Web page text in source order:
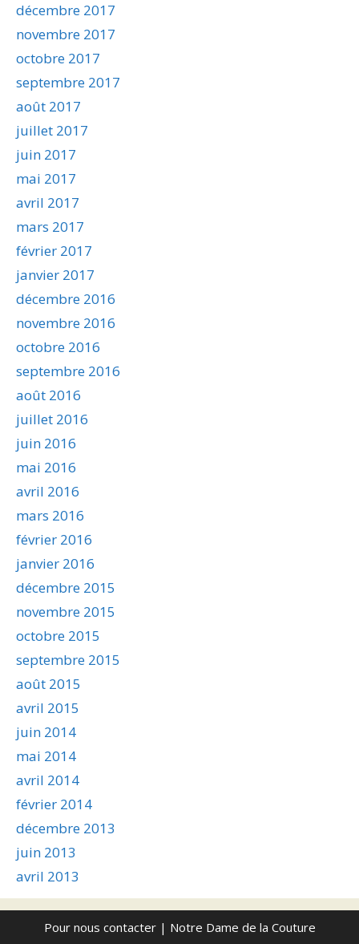
décembre 2017
novembre 2017
octobre 2017
septembre 2017
août 2017
juillet 2017
juin 2017
mai 2017
avril 2017
mars 2017
février 2017
janvier 2017
décembre 2016
novembre 2016
octobre 2016
septembre 2016
août 2016
juillet 2016
juin 2016
mai 2016
avril 2016
mars 2016
février 2016
janvier 2016
décembre 2015
novembre 2015
octobre 2015
septembre 2015
août 2015
avril 2015
juin 2014
mai 2014
avril 2014
février 2014
décembre 2013
juin 2013
avril 2013
Pour nous contacter| Notre Dame de la Couture